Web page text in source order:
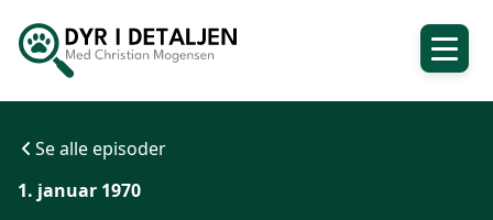
Se alle episoder
1. januar 1970